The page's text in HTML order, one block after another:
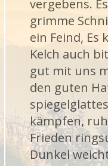
vergebens.
grimme
ein Feind, Es
Kelch auch
gut mit uns
den guten
kämpfen,
Frieden
Dunkel